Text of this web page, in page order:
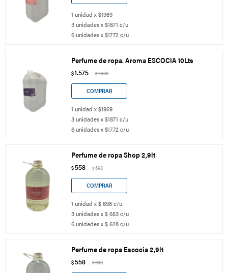
1 unidad x $1969
3 unidades x $1871 c/u
6 unidades x $1772 c/u
Perfume de ropa. Aroma ESCOCIA 10Lts
$1.575 $1.969
1 unidad x $1969
3 unidades x $1871 c/u
6 unidades x $1772 c/u
Perfume de ropa Shop 2,9lt
$558 $698
1 unidad x $ 698 c/u
3 unidades x $ 663 c/u
6 unidades x $ 628 c/u
Perfume de ropa Escocia 2,9lt
$558 $698